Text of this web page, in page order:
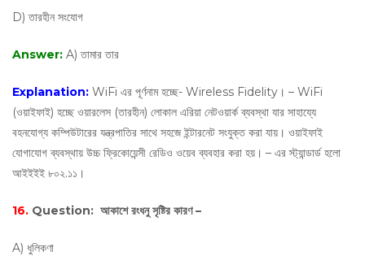
D) তারহীন সংযোগ
Answer: A) তামার তার
Explanation: WiFi এর পূর্ণনাম হচ্ছে- Wireless Fidelity। – WiFi
(ওয়াইফাই) হচ্ছে ওয়ারলেস (তারহীন) লোকাল এরিয়া নেটওয়ার্ক ব্যবস্থা যার সাহায্যে
বহনযোগ্য কম্পিউটারের যন্ত্রপাতির সাথে সহজে ইন্টারনেট সংযুক্ত করা যায়। ওয়াইফাই
যোগাযোগ ব্যবস্থায় উচ্চ ফ্রিকোয়েন্সী রেডিও ওয়েব ব্যবহার করা হয়। – এর স্ট্যান্ডার্ড হলো
আইইইই ৮০২.১১‌।
16. Question: আকাশে রংধনু সৃষ্টির কারণ –
A) ধুলিকণা